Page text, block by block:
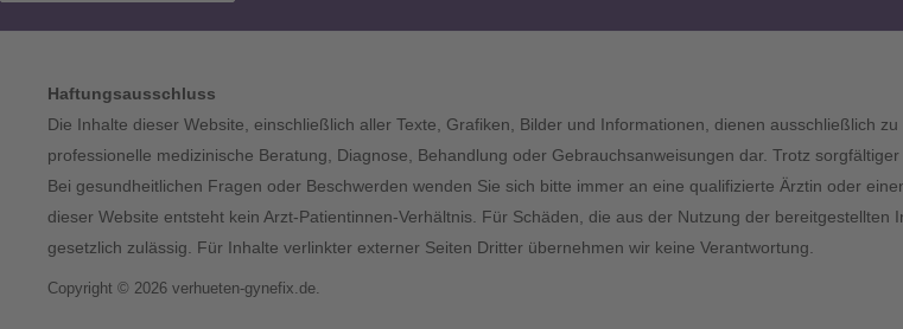
Haftungsausschluss
Die Inhalte dieser Website, einschließlich aller Texte, Grafiken, Bilder und Informationen, dienen ausschließlich
professionelle medizinische Beratung, Diagnose, Behandlung oder Gebrauchsanweisungen dar. Trotz
Bei gesundheitlichen Fragen oder Beschwerden wenden Sie sich bitte immer an eine qualifizierte Ärztin oder
dieser Website entsteht kein Arzt-Patientinnen-Verhältnis. Für Schäden, die aus der Nutzung der
gesetzlich zulässig. Für Inhalte verlinkter externer Seiten Dritter übernehmen wir keine Verantwortung.
Copyright © 2026 verhueten-gynefix.de.